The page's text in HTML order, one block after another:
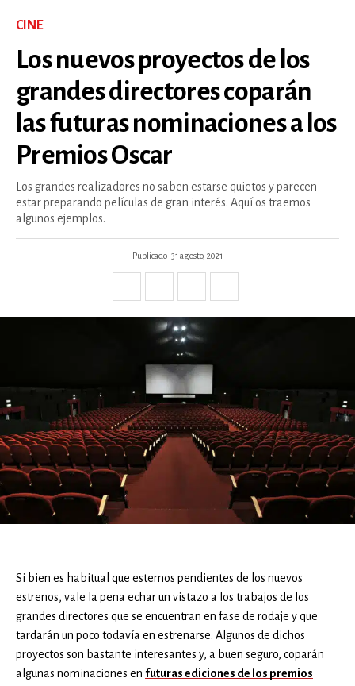
CINE
Los nuevos proyectos de los
grandes directores coparán
las futuras nominaciones a los
Premios Oscar
Los grandes realizadores no saben estarse quietos y parecen
estar preparando películas de gran interés. Aquí os traemos
algunos ejemplos.
Publicado 31 agosto, 2021
Si bien es habitual que estemos pendientes de los nuevos
estrenos, vale la pena echar un vistazo a los trabajos de los
grandes directores que se encuentran en fase de rodaje y que
tardarán un poco todavía en estrenarse. Algunos de dichos
proyectos son bastante interesantes y, a buen seguro, coparán
algunas nominaciones en futuras ediciones de los premios